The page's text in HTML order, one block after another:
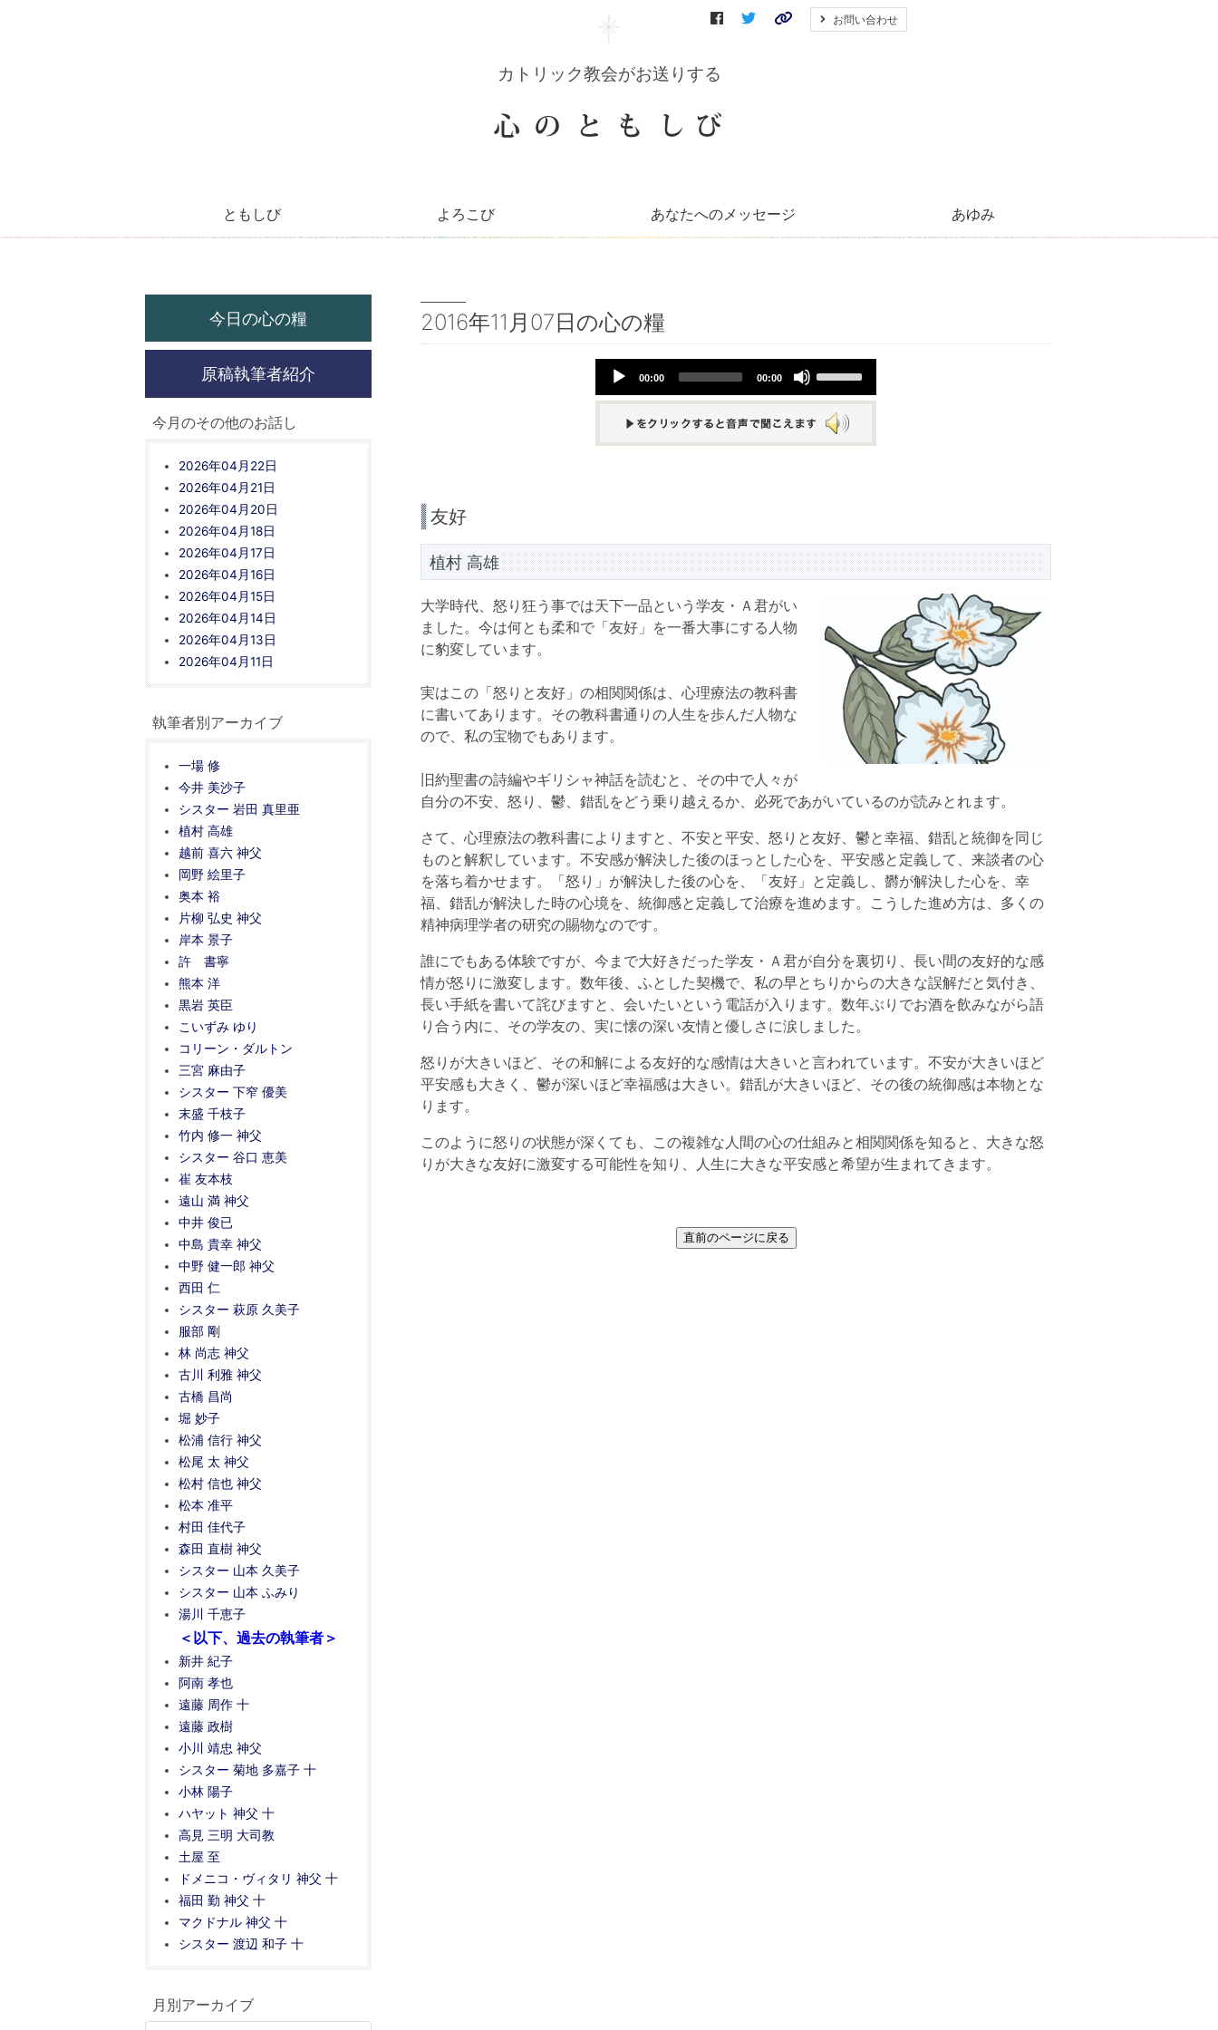
カトリック教会がお送りする
お問い合わせ
ともしび よろこび あなたへのメッセージ あゆみ
2016年11月07日の心の糧
Audio
00:00 00:00
Arrow
keys
volume.
友好
植村 高雄
大学時代、怒り狂う事では天下一品という学友・Ａ君がい
ました。今は何とも柔和で「友好」を一番大事にする人物
に豹変しています。
実はこの「怒りと友好」の相関関係は、心理療法の教科書
に書いてあります。その教科書通りの人生を歩んだ人物な
ので、私の宝物でもあります。
旧約聖書の詩編やギリシャ神話を読むと、その中で人々が
自分の不安、怒り、鬱、錯乱をどう乗り越えるか、必死であがいているのが読みとれます。
さて、心理療法の教科書によりますと、不安と平安、怒りと友好、鬱と幸福、錯乱と統御を同じ
ものと解釈しています。不安感が解決した後のほっとした心を、平安感と定義して、来談者の心
を落ち着かせます。「怒り」が解決した後の心を、「友好」と定義し、欝が解決した心を、幸
福、錯乱が解決した時の心境を、統御感と定義して治療を進めます。こうした進め方は、多くの
精神病理学者の研究の賜物なのです。
誰にでもある体験ですが、今まで大好きだった学友・Ａ君が自分を裏切り、長い間の友好的な感
情が怒りに激変します。数年後、ふとした契機で、私の早とちりからの大きな誤解だと気付き、
長い手紙を書いて詫びますと、会いたいという電話が入ります。数年ぶりでお酒を飲みながら語
り合う内に、その学友の、実に懐の深い友情と優しさに涙しました。
怒りが大きいほど、その和解による友好的な感情は大きいと言われています。不安が大きいほど
平安感も大きく、鬱が深いほど幸福感は大きい。錯乱が大きいほど、その後の統御感は本物とな
ります。
このように怒りの状態が深くても、この複雑な人間の心の仕組みと相関関係を知ると、大きな怒
りが大きな友好に激変する可能性を知り、人生に大きな平安感と希望が生まれてきます。
今日の心の糧
原稿執筆者紹介
今月のその他のお話し
2026年04月22日
2026年04月21日
2026年04月20日
2026年04月18日
2026年04月17日
2026年04月16日
2026年04月15日
2026年04月14日
2026年04月13日
2026年04月11日
執筆者別アーカイブ
一場 修
今井 美沙子
シスター 岩田 真里亜
植村 高雄
越前 喜六 神父
岡野 絵里子
奥本 裕
片柳 弘史 神父
岸本 景子
許 書寧
熊本 洋
黒岩 英臣
こいずみ ゆり
コリーン・ダルトン
三宮 麻由子
シスター 下窄 優美
末盛 千枝子
竹内 修一 神父
シスター 谷口 恵美
崔 友本枝
遠山 満 神父
中井 俊已
中島 貴幸 神父
中野 健一郎 神父
西田 仁
シスター 萩原 久美子
服部 剛
林 尚志 神父
古川 利雅 神父
古橋 昌尚
堀 妙子
松浦 信行 神父
松尾 太 神父
松村 信也 神父
松本 准平
村田 佳代子
森田 直樹 神父
シスター 山本 久美子
シスター 山本 ふみり
湯川 千恵子
＜以下、過去の執筆者＞
新井 紀子
阿南 孝也
遠藤 周作 十
遠藤 政樹
小川 靖忠 神父
シスター 菊地 多嘉子 十
小林 陽子
ハヤット 神父 十
高見 三明 大司教
土屋 至
ドメニコ・ヴィタリ 神父 十
福田 勤 神父 十
マクドナル 神父 十
シスター 渡辺 和子 十
月別アーカイブ